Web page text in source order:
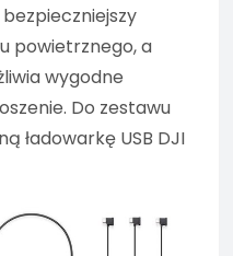
powietrznego, a
wygodne
Do zestawu
ładowarkę USB DJI